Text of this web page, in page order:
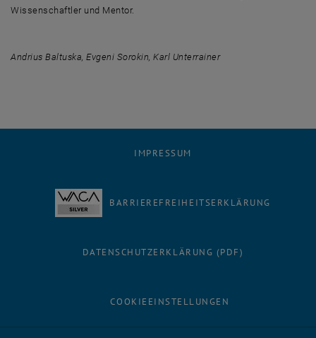
Wissenschaftler und Mentor.
Andrius Baltuska, Evgeni Sorokin, Karl Unterrainer
IMPRESSUM
BARRIEREFREIHEITSERKLÄRUNG
DATENSCHUTZERKLÄRUNG (PDF)
COOKIEEINSTELLUNGEN